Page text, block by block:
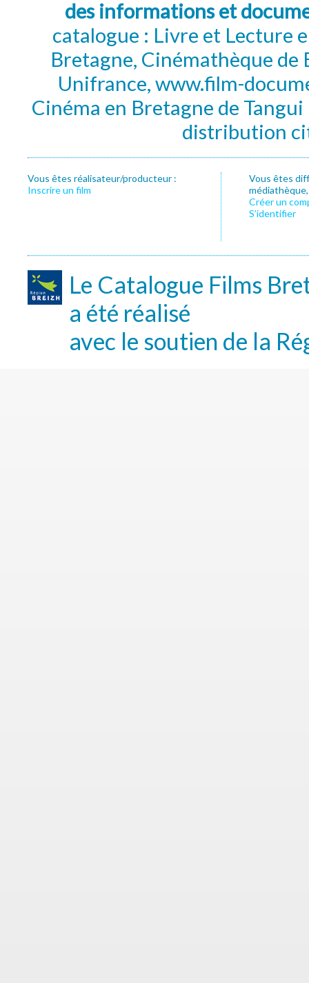
des informations et
catalogue : Livre et Lecture
Bretagne, Cinémathèque de
Unifrance, www.film-
Cinéma en Bretagne de
distribution
Vous êtes réalisateur/producteur :
Inscrire un film
Vous êtes
Créer un
S’identifier
Le Catalogue Films
a été réalisé
avec le soutien de la